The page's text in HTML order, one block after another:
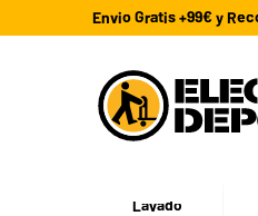
Envio Gratis +99€ y
Lavado